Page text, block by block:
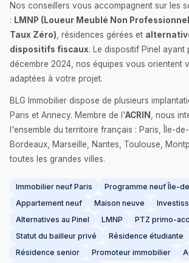
Nos conseillers vous accompagnent sur les
: LMNP (Loueur Meublé Non
Taux Zéro) , résidences gérées et
dispositifs fiscaux. Le dispositif Pinel ayant
décembre 2024, nos équipes vous orientent
adaptées à votre projet.
BLG Immobilier dispose de plusieurs
Paris et Annecy. Membre de l'ACRIN
, nous
l'ensemble du territoire français : Paris, Île-
Bordeaux, Marseille, Nantes, Toulouse,
toutes les grandes villes.
Immobilier neuf Paris
Programme neuf Île-
Appartement neuf
Maison neuve
Alternatives au Pinel
LMNP
PTZ primo-
Statut du bailleur privé
Résidence étudiante
Résidence senior
Promoteur immobilier